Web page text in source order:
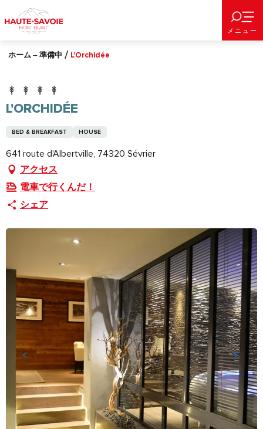
au
contenu
principal
メニュー
ホーム – 準備中 L'Orchidée
L'ORCHIDÉE
BED & BREAKFAST HOUSE
641 route d'Albertville, 74320 Sévrier
アクセス
電車で行くんだ！
シェア